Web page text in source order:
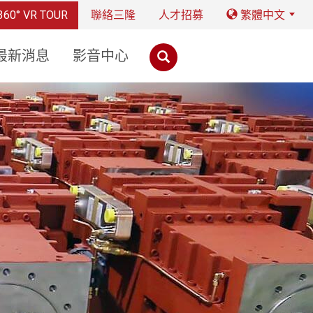
VR TOUR 聯絡三隆 人才招募 繁體中文
新消息 影音中心